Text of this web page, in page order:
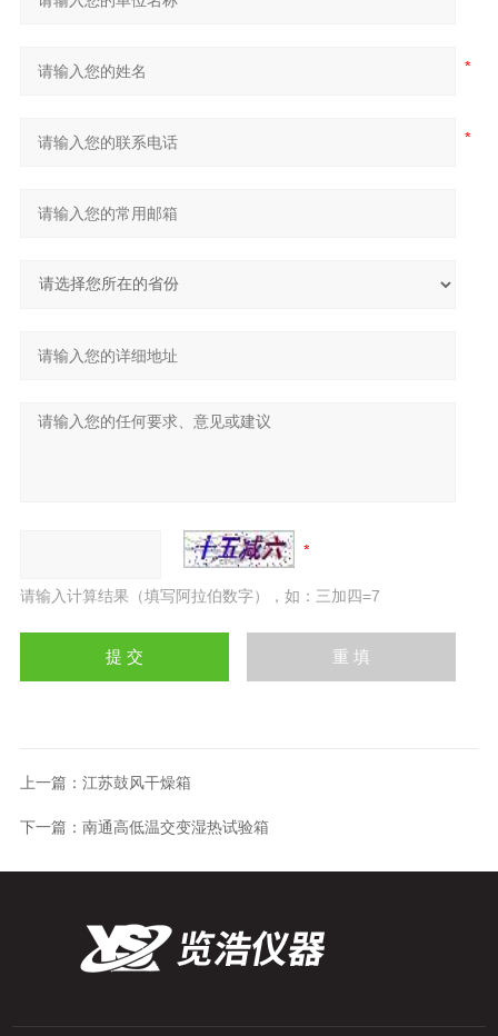
请输入计算结果（填写阿拉伯数字），如：三加四=7
上一篇： 江苏鼓风干燥箱
下一篇： 南通高低温交变湿热试验箱